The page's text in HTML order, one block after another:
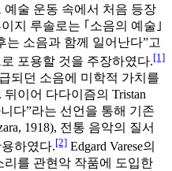
예술 운동 속에서 처음 등장
지 루솔로는 ｢소음의 예술｣
는 소음과 함께 일어난다”고
포용할 것을 주장하였다.[1]
되던 소음에 미학적 가치를
이어 다다이즘의 Tristan
다”라는 선언을 통해 기존
1918), 전통 음악의 질서
하였다.[2] Edgard Varese의
리를 관현악 작품에 도입한